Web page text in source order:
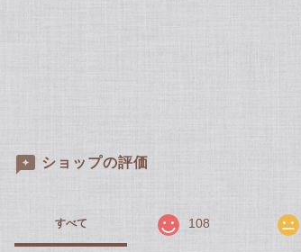
ショップの評価
すべて 108